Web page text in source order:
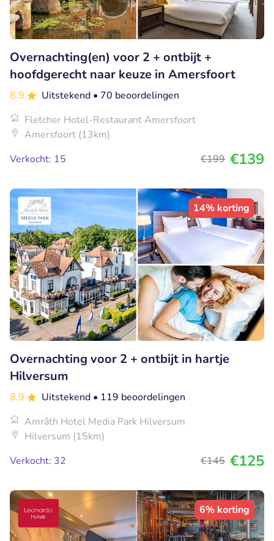
Overnachting(en) voor 2 + ontbijt +
hoofdgerecht naar keuze in Amersfoort
8.9 Uitstekend • 70 beoordelingen
Fletcher Hotel-Restaurant Amersfoort
Amersfoort (13km)
Verkocht: 15
€199 €139
14% korting
Overnachting voor 2 + ontbijt in hartje
Hilversum
8.9 Uitstekend • 119 beoordelingen
Amrâth Hotel Media Park Hilversum
Hilversum (15km)
Verkocht: 32
€145 €125
6% korting